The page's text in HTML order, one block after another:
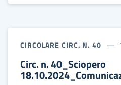
CIRCOLARE CIRC. N. 40
Circ. n. 40_Sciopero